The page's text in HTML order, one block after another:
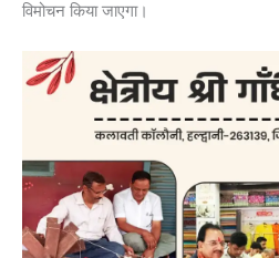
विमोचन किया जाएगा।